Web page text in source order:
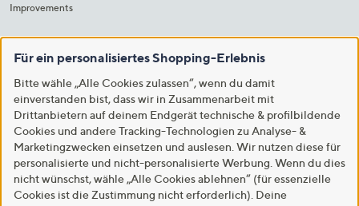
Improvements
Für ein personalisiertes Shopping-Erlebnis
Bitte wähle „Alle Cookies zulassen“, wenn du damit
einverstanden bist, dass wir in Zusammenarbeit mit
Drittanbietern auf deinem Endgerät technische & profilbildende
Cookies und andere Tracking-Technologien zu Analyse- &
Marketingzwecken einsetzen und auslesen. Wir nutzen diese für
personalisierte und nicht-personalisierte Werbung. Wenn du dies
nicht wünschst, wähle „Alle Cookies ablehnen“ (für essenzielle
Cookies ist die Zustimmung nicht erforderlich). Deine